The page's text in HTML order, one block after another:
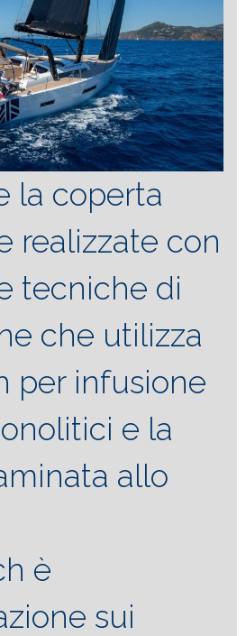
la coperta
realizzate con
tecniche di
che utilizza
per infusione
e la
allo
è
sui